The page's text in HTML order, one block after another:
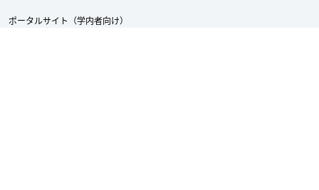
ポータルサイト（学内者向け）